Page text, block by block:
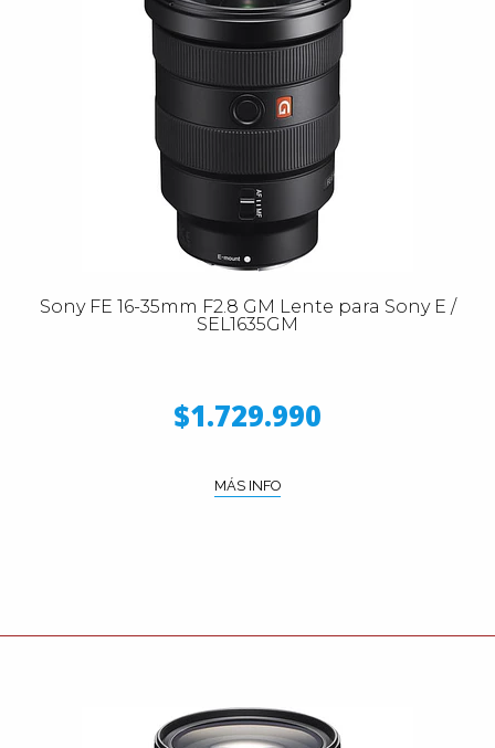
Sony FE 16-35mm F2.8 GM Lente para Sony E /
SEL1635GM
$1.729.990
MÁS INFO